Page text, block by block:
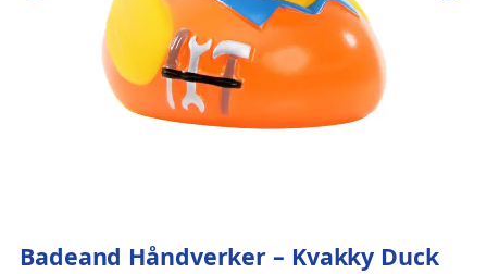
Badeand Håndverker – Kvakky Duck